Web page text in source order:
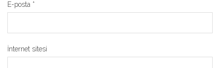
E-posta *
İnternet sitesi